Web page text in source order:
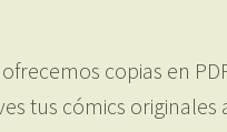
copias en
tus cómics originales